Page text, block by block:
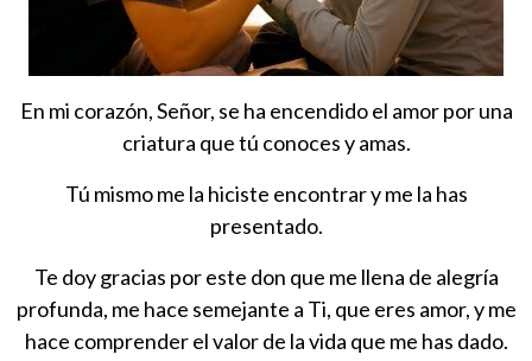
En mi corazón, Señor, se ha encendido el amor por una
criatura que tú conoces y amas.
Tú mismo me la hiciste encontrar y me la has
presentado.
Te doy gracias por este don que me llena de alegría
profunda, me hace semejante a Ti, que eres amor, y me
hace comprender el valor de la vida que me has dado.